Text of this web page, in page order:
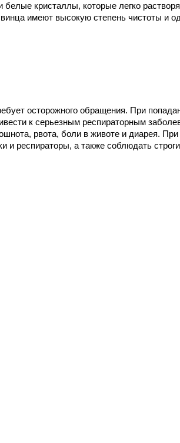
кристаллы, которые легко
имеют высокую степень чистоты и
осторожного обращения. При
к серьезным респираторным
рвота, боли в животе и диарея.
и респираторы, а также соблюдать